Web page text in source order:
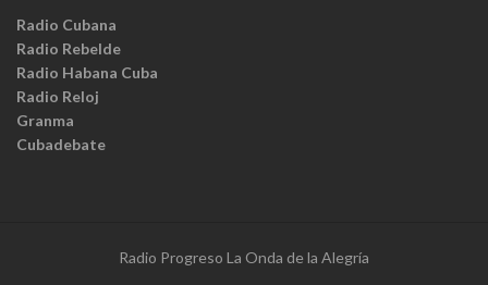
Radio Cubana
Radio Rebelde
Radio Habana Cuba
Radio Reloj
Granma
Cubadebate
Radio Progreso La Onda de la Alegría